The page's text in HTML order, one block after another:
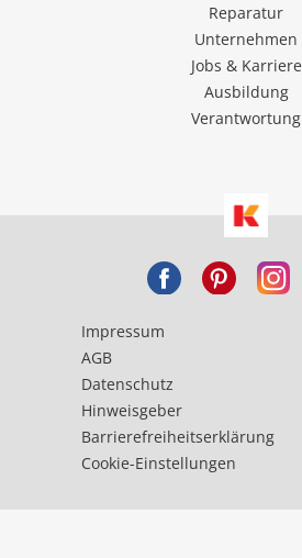
Reparatur
Unternehmen
Jobs & Karriere
Ausbildung
Verantwortung
Impressum
AGB
Datenschutz
Hinweisgeber
Barrierefreiheitserklärung
Cookie-Einstellungen